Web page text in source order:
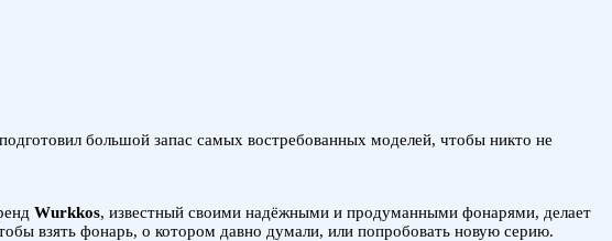
большой запас самых востребованных моделей, чтобы никто не
Wurkkos, известный своими надёжными и продуманными фонарями, делает
взять фонарь, о котором давно думали, или попробовать новую серию.